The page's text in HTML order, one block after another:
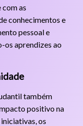
as
conhecimentos e
pessoal e
os aprendizes ao
também
positivo na
os